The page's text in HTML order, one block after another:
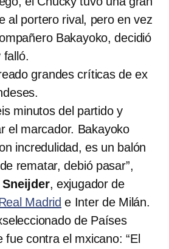
al portero rival, pero en vez
Bakayoko, decidió
falló.
grandes críticas de ex
minutos del partido y
el marcador. Bakayoko
incredulidad, es un balón
rematar, debió pasar”,
, exjugador de
Madrid e Inter de Milán.
de Países
fue contra el mxicano: “El